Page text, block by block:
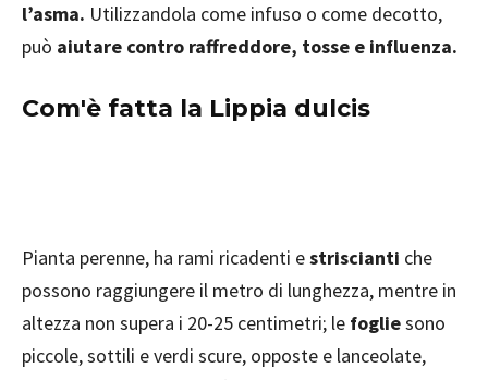
l’asma. Utilizzandola come infuso o come decotto,
può aiutare contro raffreddore, tosse e influenza.
Com'è fatta la Lippia dulcis
Pianta perenne, ha rami ricadenti estriscianti che
possono raggiungere il metro di lunghezza, mentre in
altezza non supera i 20-25 centimetri; le fogliesono
piccole, sottili e verdi scure, opposte e lanceolate,